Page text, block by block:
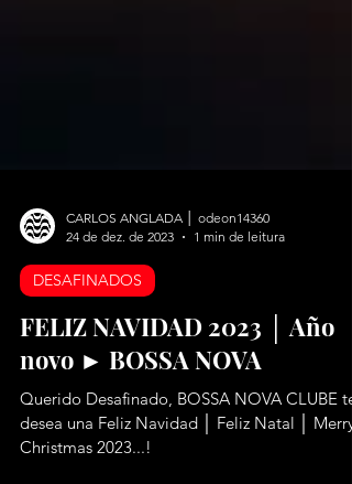
CARLOS ANGLADA │ odeon14360
24 de dez. de 2023
1 min de leitura
FELIZ NAVIDAD 2023 │ Año
novo ► BOSSA NOVA